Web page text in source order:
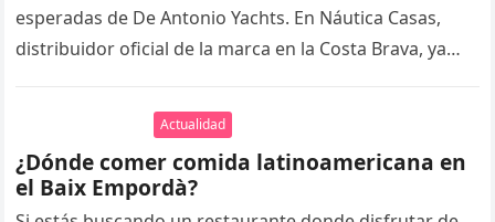
esperadas de De Antonio Yachts. En Náutica Casas,
distribuidor oficial de la marca en la Costa Brava, ya…
Actualidad
¿Dónde comer comida latinoamericana en
el Baix Empordà?